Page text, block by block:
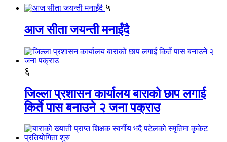
५
आज सीता जयन्ती मनाईंदै
६
जिल्ला प्रशासन कार्यालय बाराको छाप लगाई
किर्ते पास बनाउने २ जना पक्राउ